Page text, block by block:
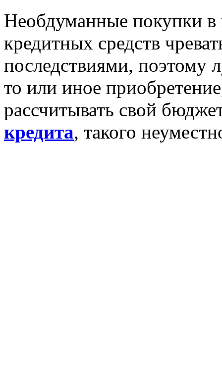
Необдуманные покупки в
кредитных средств
последствиями, поэтому
то или иное
рассчитывать свой
кредита, такого